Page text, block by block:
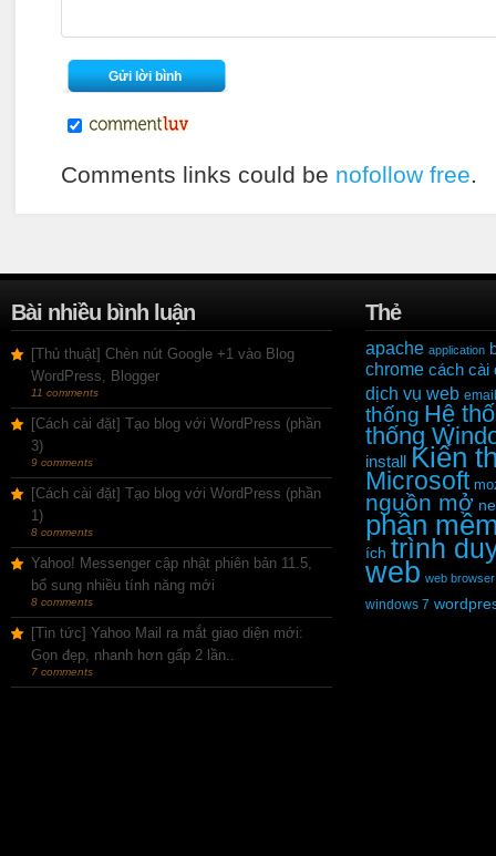
Comments links could be nofollow free.
Bài nhiều bình luận
[Thủ thuật] Chèn nút Google +1 vào Blog
WordPress, Blogger
11 comments
[Cách cài đặt] Tạo blog với WordPress (phần
3)
9 comments
[Cách cài đặt] Tạo blog với WordPress (phần
1)
8 comments
Yahoo! Messenger cập nhật phiên bản 11.5,
bổ sung nhiều tính năng mới
8 comments
[Tin tức] Yahoo Mail ra mắt giao diện mới:
Gọn đẹp, nhanh hơn gấp 2 lần..
7 comments
Thẻ
apache application
chrome cách cài
dịch vụ web email
thống Hệ
thống
install Kiến
Microsoft
nguồn mở
phần
ích trình
web web browser
windows 7